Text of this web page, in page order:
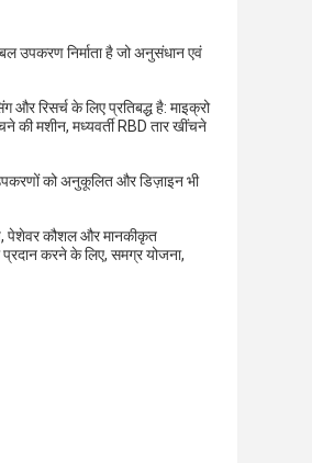
उपकरण निर्माता है जो अनुसंधान एवं
और रिसर्च के लिए प्रतिबद्ध है: माइक्रो
की मशीन, मध्यवर्ती RBD तार खींचने
को अनुकूलित और डिज़ाइन भी
पेशेवर कौशल और मानकीकृत
करने के लिए, समग्र योजना,